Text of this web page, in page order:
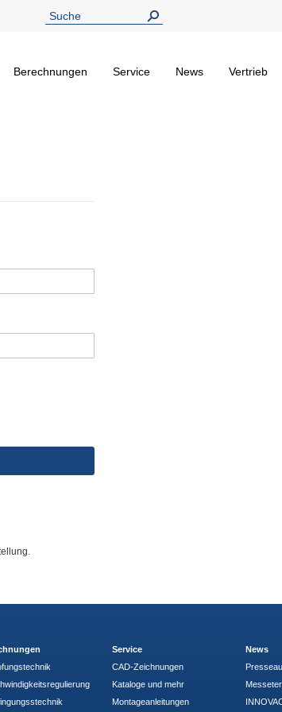
Berechnungen Service News Vertrieb
Service
CAD-Zeichnungen
Kataloge und mehr
Montageanleitungen
News